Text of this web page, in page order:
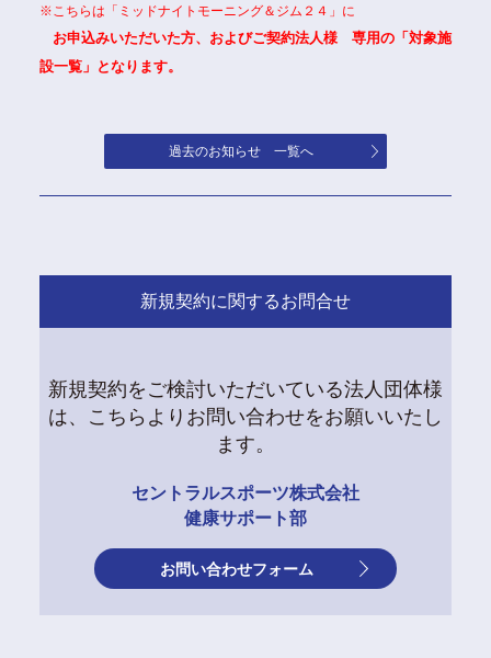
※こちらは「ミッドナイトモーニング＆ジム２４」に
お申込みいただいた方、およびご契約法人様 専用の「対象施
設一覧」となります。
過去のお知らせ 一覧へ
新規契約に関するお問合せ
新規契約をご検討いただいている法人団体様
は、こちらよりお問い合わせをお願いいたし
ます。
セントラルスポーツ株式会社
健康サポート部
お問い合わせフォーム